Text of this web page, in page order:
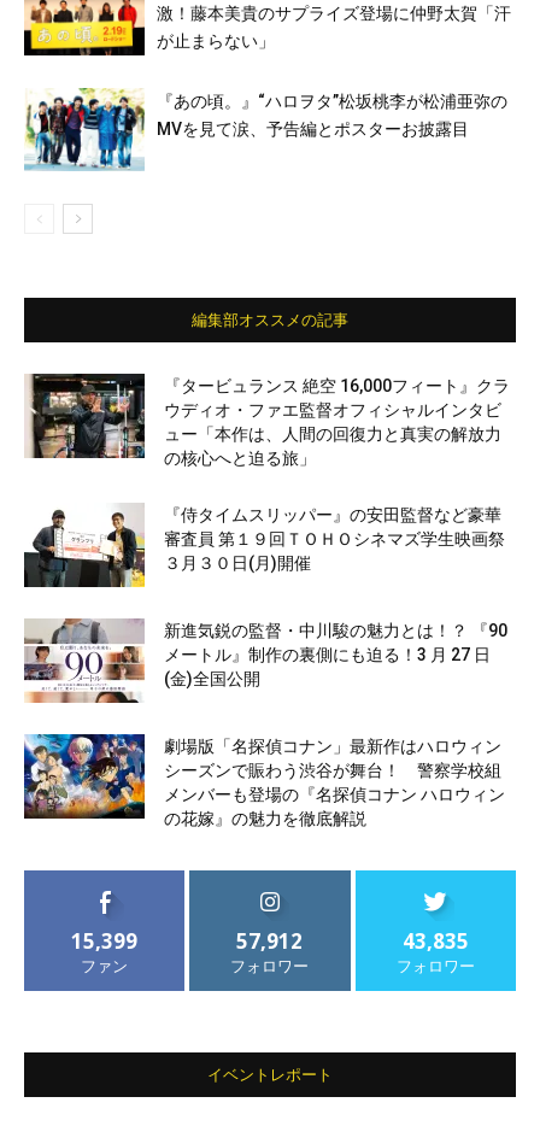
激！藤本美貴のサプライズ登場に仲野太賀「汗
が止まらない」
『あの頃。』“ハロヲタ”松坂桃李が松浦亜弥の
MVを見て涙、予告編とポスターお披露目
編集部オススメの記事
『タービュランス 絶空 16,000フィート』クラ
ウディオ・ファエ監督オフィシャルインタビ
ュー「本作は、人間の回復力と真実の解放力
の核心へと迫る旅」
『侍タイムスリッパー』の安田監督など豪華
審査員 第１９回ＴＯＨＯシネマズ学生映画祭
３月３０日(月)開催
新進気鋭の監督・中川駿の魅力とは！？ 『90
メートル』制作の裏側にも迫る！3 月 27 日
(金)全国公開
劇場版「名探偵コナン」最新作はハロウィン
シーズンで賑わう渋谷が舞台！ 警察学校組
メンバーも登場の『名探偵コナン ハロウィン
の花嫁』の魅力を徹底解説
15,399
ファン
57,912
フォロワー
43,835
フォロワー
イベントレポート